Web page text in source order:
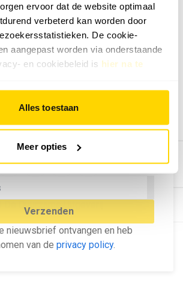
ervoor dat de website optimaal
verbeterd kan worden door
De cookie-
aangepast worden via onderstaande
en cookiebeleid is hier na te
Alles toestaan
Meer opties
VOOR ONZE
van het laatste nieuws!
Verzenden
nieuwsbrief ontvangen en heb
van de privacy policy.
feedback
wat je van onze website vindt.
redactie
de mogelijkheden.
© Dé Duurzame Uitgeverij